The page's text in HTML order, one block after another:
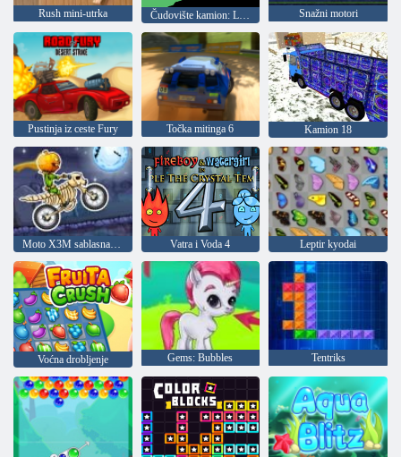
Rush mini-utrka Čudovište kamion: Les isporuke Snažni motori
Pustinja iz ceste Fury Točka mitinga 6 Kamion 18
Moto X3M sablasna zemlja Vatra i Voda 4 Leptir kyodai
Voćna drobljenje Gems: Bubbles Tentriks